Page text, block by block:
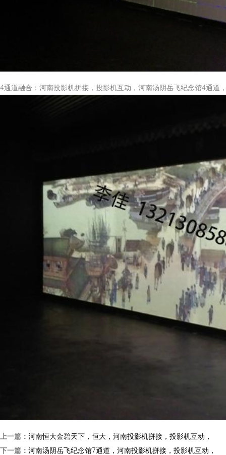
4通道融合：河南投影机拼接，投影机互动，河南汤阴岳飞纪念馆4通道
上一篇： 河南恒大金碧天下，恒大，河南投影机拼接，投影机互动，
下一篇： 河南汤阴岳飞纪念馆7通道，河南投影机拼接，投影机互动，